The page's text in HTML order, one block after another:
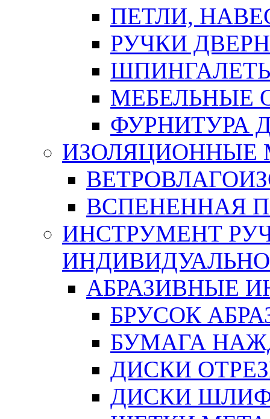
ПЕТЛИ,
РУЧКИ
МЕБЕЛЬНЫЕ
ФУРНИТУРА
ИЗОЛЯЦИОННЫЕ
ВСПЕНЕННАЯ
ИНСТРУМЕНТ
АБРАЗИВНЫЕ
БРУСОК
БУМАГА
ДИСКИ
ДИСКИ